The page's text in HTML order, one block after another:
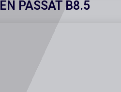
PASSAT B8.5